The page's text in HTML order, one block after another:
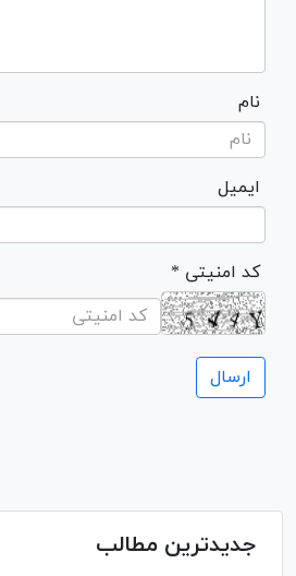
نام
ایمیل
* کد امنیتی
جدیدترین مطالب